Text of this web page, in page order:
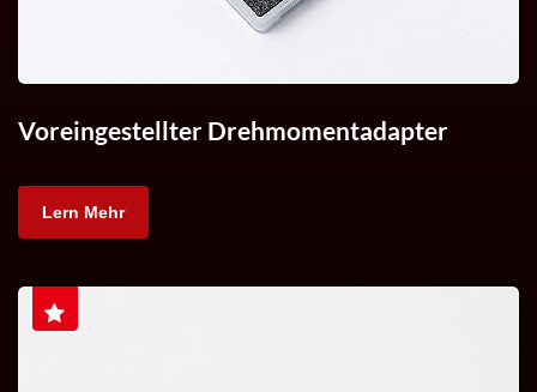
Voreingestellter Drehmomentadapter
Lern Mehr